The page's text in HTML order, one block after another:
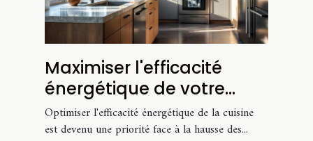
Maximiser l'efficacité
énergétique de votre
cuisine
Optimiser l'efficacité énergétique de la cuisine
est devenu une priorité face à la hausse des...